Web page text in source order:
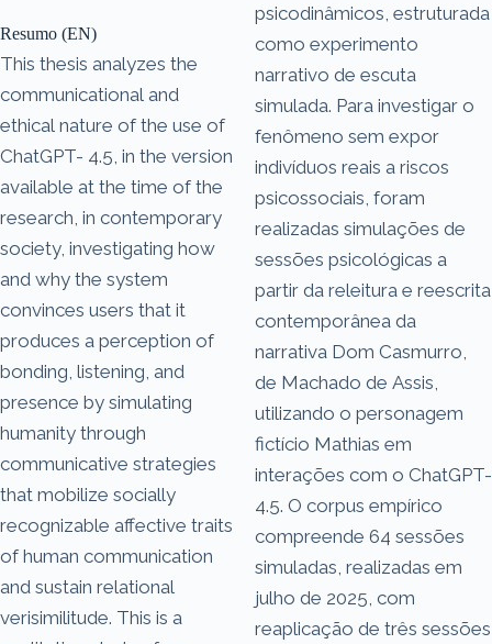
Resumo (EN)
This thesis analyzes the
communicational and
ethical nature of the use of
ChatGPT- 4.5, in the version
available at the time of the
research, in contemporary
society, investigating how
and why the system
convinces users that it
produces a perception of
bonding, listening, and
presence by simulating
humanity through
communicative strategies
that mobilize socially
recognizable affective traits
of human communication
and sustain relational
verisimilitude. This is a
psicodinâmicos, estruturada
como experimento
narrativo de escuta
simulada. Para investigar o
fenômeno sem expor
indivíduos reais a riscos
psicossociais, foram
realizadas simulações de
sessões psicológicas a
partir da releitura e reescrita
contemporânea da
narrativa Dom Casmurro,
de Machado de Assis,
utilizando o personagem
fictício Mathias em
interações com o ChatGPT-
4.5. O corpus empírico
compreende 64 sessões
simuladas, realizadas em
julho de 2025, com
reaplicação de três sessões